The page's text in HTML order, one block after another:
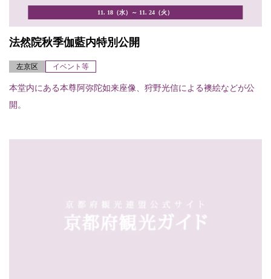
11. 18（水）～ 11. 24（火）
法然院秋季伽藍内特別公開
左京区 イベント等
本堂内にある本尊阿弥陀如来座像、狩野光信による襖絵などが公
開。